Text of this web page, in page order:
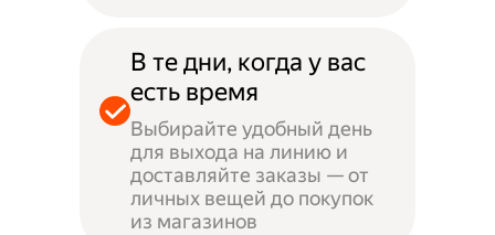
В те дни, когда у вас
есть время
Выбирайте удобный день
для выхода на линию и
доставляйте заказы — от
личных вещей до покупок
из магазинов